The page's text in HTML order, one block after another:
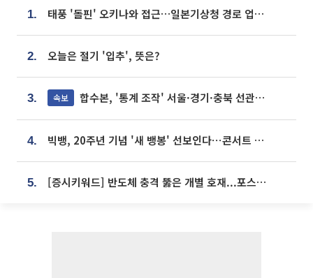
1. 태풍 '돌핀' 오키나와 접근…일본기상청 경로 업데이트
2. 오늘은 절기 '입추', 뜻은?
3. 속보 합수본, '통계 조작' 서울·경기·충북 선관위 등 추가 압수수색
4. 빅뱅, 20주년 기념 '새 뱅봉' 선보인다⋯콘서트 앞두고 팝업 개최
5. [증시키워드] 반도체 충격 뚫은 개별 호재...포스코퓨처엠·에코프로·한화솔루션 '눈길'